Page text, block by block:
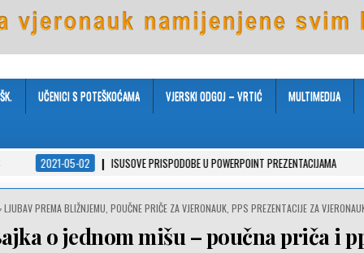
UČENICI S POTEŠKOĆAMA VJERSKI ODGOJ – VRTIĆ MULTIMEDIJA
02 ISUSOVE PRISPODOBE U POWERPOINT PREZENTACIJAMA 2021-04-08
POSTED
LJUBAV PREMA BLIŽNJEMU ,POUČNE PRIČE ZA VJERONAUK ,PPS PREZENTACIJE ZA
o jednom mišu – poučna priča i